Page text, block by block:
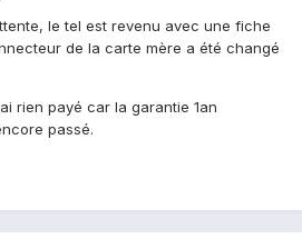
le tel est revenu avec une fiche
de la carte mère a été changé
rien payé car la garantie 1an
passé.